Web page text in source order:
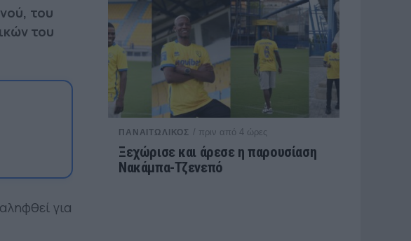
του
του
για
ΠΑΝΑΙΤΩΛΙΚΟΣ / πριν από 4 ώρες
Ξεχώρισε και άρεσε η παρουσίαση
Νακάμπα-Τζενεπό